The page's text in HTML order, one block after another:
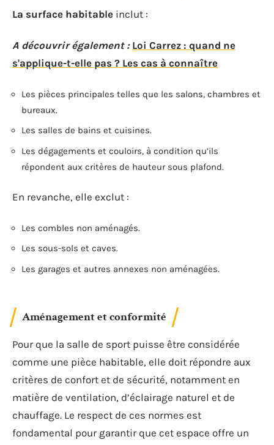
La surface habitable inclut :
A découvrir également : Loi Carrez : quand ne
s'applique-t-elle pas ? Les cas à connaître
Les pièces principales telles que les salons, chambres et
bureaux.
Les salles de bains et cuisines.
Les dégagements et couloirs, à condition qu’ils
répondent aux critères de hauteur sous plafond.
En revanche, elle exclut :
Les combles non aménagés.
Les sous-sols et caves.
Les garages et autres annexes non aménagées.
Aménagement et conformité
Pour que la salle de sport puisse être considérée
comme une pièce habitable, elle doit répondre aux
critères de confort et de sécurité, notamment en
matière de ventilation, d’éclairage naturel et de
chauffage. Le respect de ces normes est
fondamental pour garantir que cet espace offre un